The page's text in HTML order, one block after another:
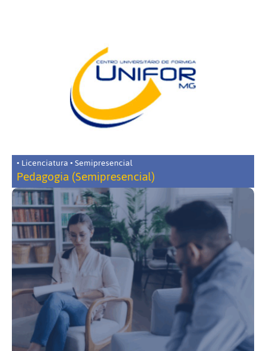
• Licenciatura • Semipresencial
Pedagogia (Semipresencial)